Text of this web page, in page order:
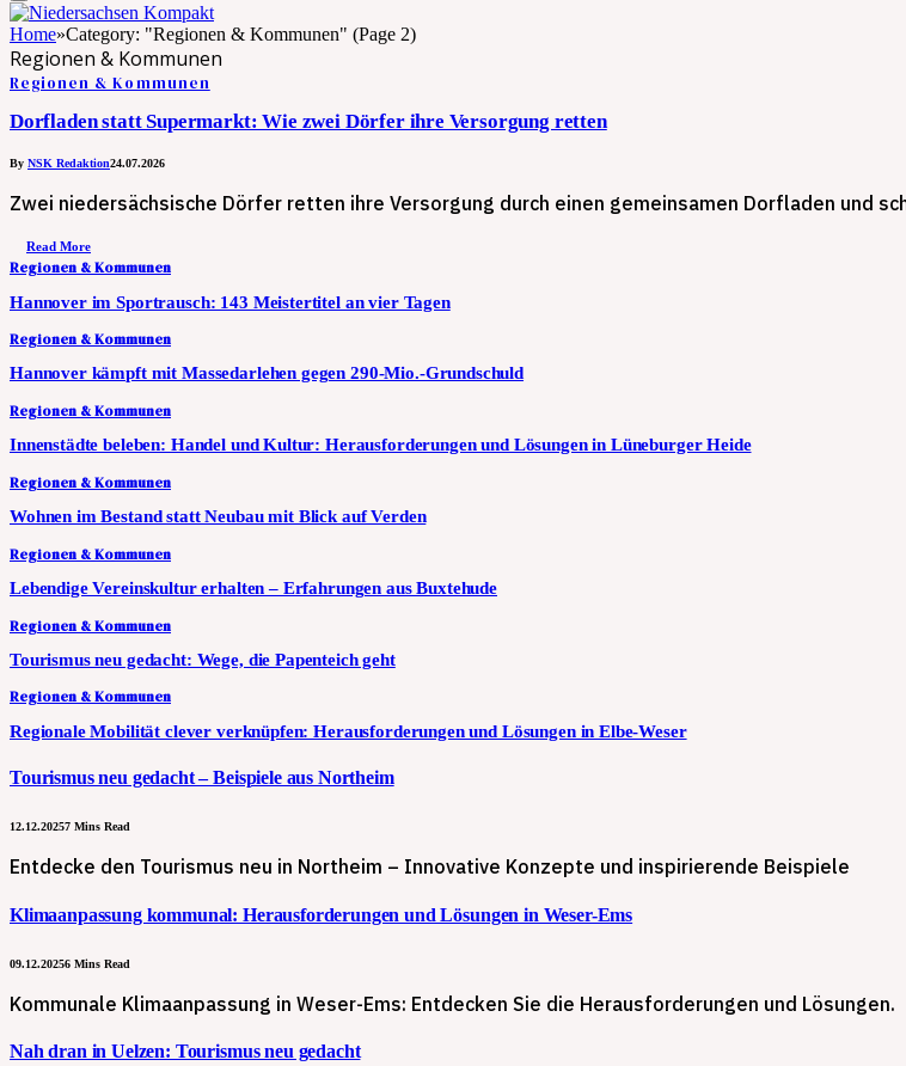
Home»Category: "Regionen & Kommunen" (Page 2)
Regionen & Kommunen
Regionen & Kommunen
Dorfladen statt Supermarkt: Wie zwei Dörfer ihre Versorgung retten
By NSK Redaktion24.07.2026
Zwei niedersächsische Dörfer retten ihre Versorgung durch einen gemeinsamen Dorfladen und
Read More
Regionen & Kommunen
Hannover im Sportrausch: 143 Meistertitel an vier Tagen
Regionen & Kommunen
Hannover kämpft mit Massedarlehen gegen 290-Mio.-Grundschuld
Regionen & Kommunen
Innenstädte beleben: Handel und Kultur: Herausforderungen und Lösungen in Lüneburger Heide
Regionen & Kommunen
Wohnen im Bestand statt Neubau mit Blick auf Verden
Regionen & Kommunen
Lebendige Vereinskultur erhalten – Erfahrungen aus Buxtehude
Regionen & Kommunen
Tourismus neu gedacht: Wege, die Papenteich geht
Regionen & Kommunen
Regionale Mobilität clever verknüpfen: Herausforderungen und Lösungen in Elbe-Weser
Tourismus neu gedacht – Beispiele aus Northeim
12.12.20257 Mins Read
Entdecke den Tourismus neu in Northeim – Innovative Konzepte und inspirierende Beispiele
Klimaanpassung kommunal: Herausforderungen und Lösungen in Weser-Ems
09.12.20256 Mins Read
Kommunale Klimaanpassung in Weser-Ems: Entdecken Sie die Herausforderungen und Lösungen.
Nah dran in Uelzen: Tourismus neu gedacht